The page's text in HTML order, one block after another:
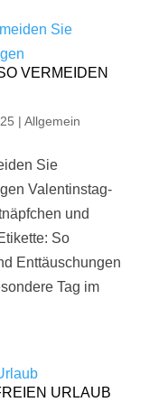
VERMEIDEN
| Allgemein
Sie
Valentinstag-
und
So
Enttäuschungen
Tag im
URLAUB